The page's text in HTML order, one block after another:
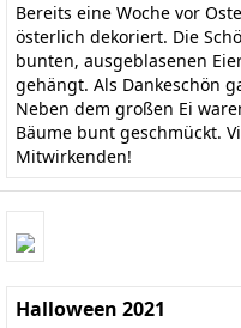
Bereits eine Woche vor
österlich dekoriert. Die
bunten, ausgeblasenen
gehängt. Als Dankeschön
Neben dem großen Ei
Bäume bunt geschmückt.
Mitwirkenden!
Halloween 2021